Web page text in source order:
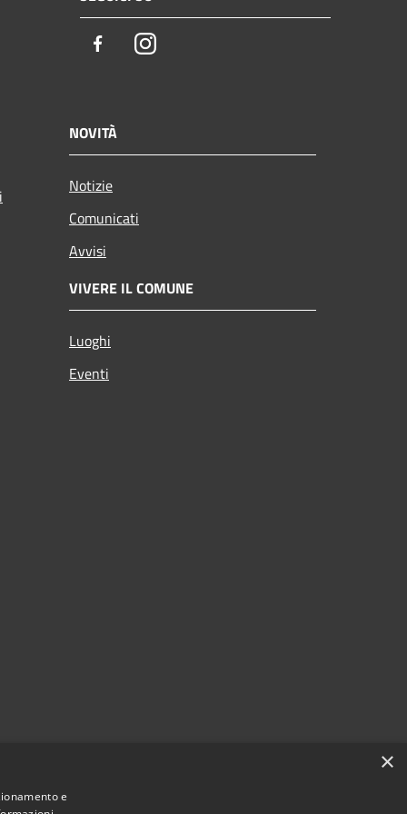
FacebookInstagram
NOVITÀ
Notizie
Comunicati
Avvisi
VIVERE IL COMUNE
Luoghi
Eventi
×
e